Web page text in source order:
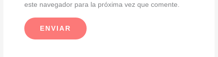
este navegador para la próxima vez que comente.